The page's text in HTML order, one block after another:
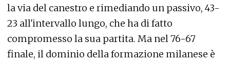
la via del canestro e rimediando un passivo, 43-
23 all'intervallo lungo, che ha di fatto
compromesso la sua partita. Ma nel 76-67
finale, il dominio della formazione milanese è